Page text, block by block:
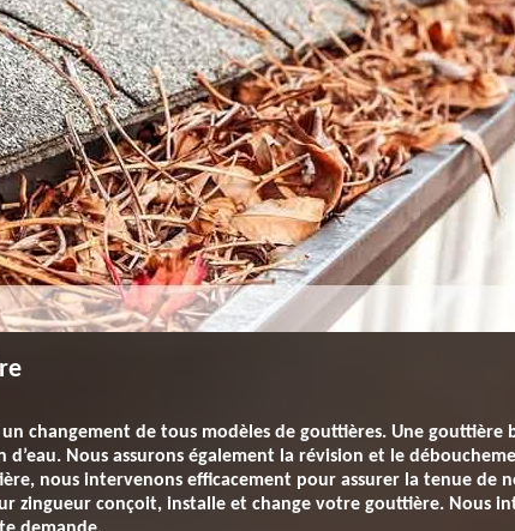
changement de tous modèles de gouttières. Une
d’eau. Nous assurons également la révision et le
nous intervenons efficacement pour assurer la tenue de
zingueur conçoit, installe et change votre gouttière. Nous